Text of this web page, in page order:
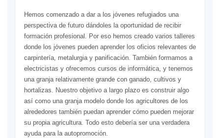
Hemos comenzado a dar a los jóvenes refugiados una
perspectiva de futuro dándoles la oportunidad de recibir
formación profesional. Por eso hemos creado varios talleres
donde los jóvenes pueden aprender los oficios relevantes de
carpintería, metalurgia y panificación. También formamos a
electricistas y ofrecemos cursos de informática, y tenemos
una granja relativamente grande con ganado, cultivos y
hortalizas. Nuestro objetivo a largo plazo es construir algo
así como una granja modelo donde los agricultores de los
alrededores también puedan aprender cómo pueden mejorar
su propia agricultura. Todo esto debería ser una verdadera
ayuda para la autopromoción.